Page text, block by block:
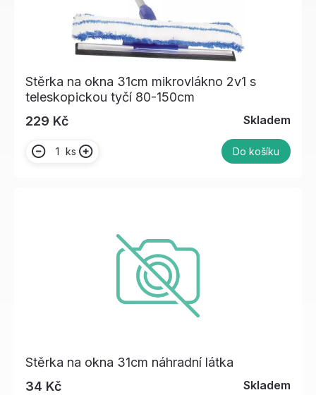
Stěrka na okna 31cm mikrovlákno 2v1 s
teleskopickou tyčí 80-150cm
229 Kč
Skladem
ks Do košíku
Stěrka na okna 31cm náhradní látka
34 Kč
Skladem